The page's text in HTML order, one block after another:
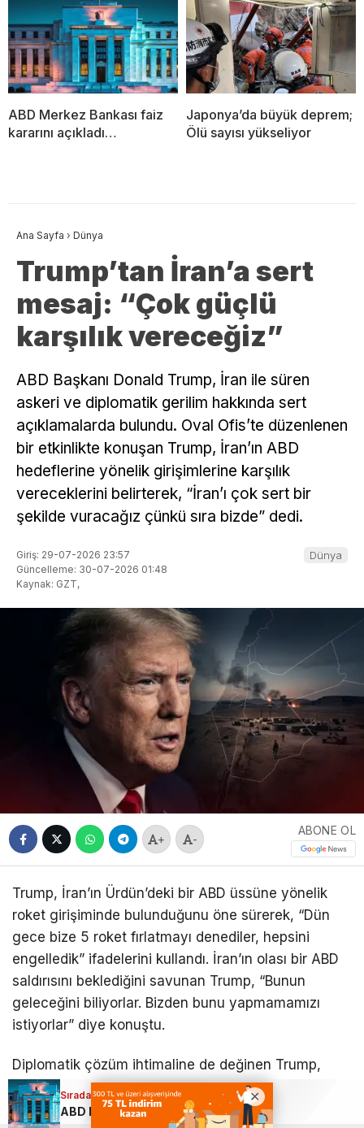
ABD Merkez Bankası faiz
kararını açıkladı…
Japonya’da büyük deprem;
Ölü sayısı yükseliyor
Sıradaki Haber
Trump’tan İran’a sert mesaj: “Çok güçlü karşılık vereceğiz”
Ana Sayfa › Dünya
Trump’tan İran’a sert
mesaj: “Çok güçlü
karşılık vereceğiz”
ABD Başkanı Donald Trump, İran ile süren
askeri ve diplomatik gerilim hakkında sert
açıklamalarda bulundu. Oval Ofis’te düzenlenen
bir etkinlikte konuşan Trump, İran’ın ABD
hedeflerine yönelik girişimlerine karşılık
vereceklerini belirterek, “İran’ı çok sert bir
şekilde vuracağız çünkü sıra bizde” dedi.
Giriş: 29-07-2026 23:57
Güncelleme: 30-07-2026 01:48
Kaynak: GZT,
Dünya
+ -
ABONE OL
Trump, İran’ın Ürdün’deki bir ABD üssüne yönelik
roket girişiminde bulunduğunu öne sürerek, “Dün
gece bize 5 roket fırlatmayı denediler, hepsini
engelledik” ifadelerini kullandı. İran’ın olası bir ABD
saldırısını beklediğini savunan Trump, “Bunun
geleceğini biliyorlar. Bizden bunu yapmamamızı
istiyorlar” diye konuştu.
Diplomatik çözüm ihtimaline de değinen Trump,
taraflar arasında ileride bir anlaşma ihtimalinin
tamamen dışlanmadığını belirterek, “Bir noktada
Sıradaki Haber
ABD Merkez Bankası faiz kararını açıkladı…